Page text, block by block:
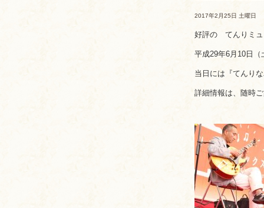
2017年2月25日 土曜日
好評の てんりミュ
平成29年6月10日（
当日には『てんり
詳細情報は、随時